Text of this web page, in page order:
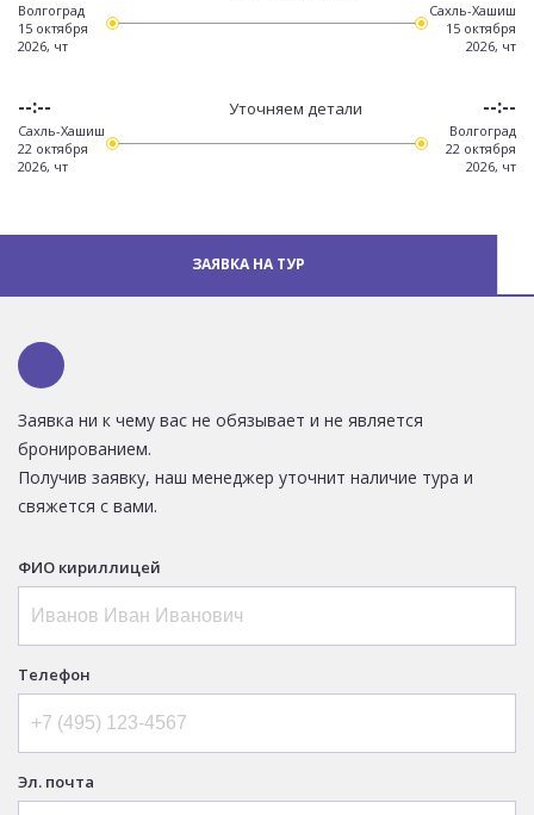
Волгоград
15 октября
2026, чт
Сахль-Хашиш
15 октября
2026, чт
--:--
Сахль-Хашиш
22 октября
2026, чт
Уточняем детали --:--
Волгоград
22 октября
2026, чт
ЗАЯВКА НА ТУР
Заявка ни к чему вас не обязывает и не является
бронированием.
Получив заявку, наш менеджер уточнит наличие тура и
свяжется с вами.
ФИО кириллицей
Телефон
Эл. почта